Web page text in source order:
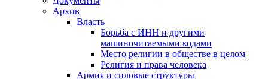
Архив
Власть
Борьба с ИНН и другими
машиночитаемыми кодами
Место религии в обществе в целом
Религия и права человека
Армия и силовые структуры